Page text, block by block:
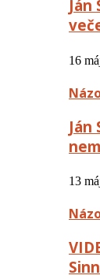
Ján
16
Ján
13